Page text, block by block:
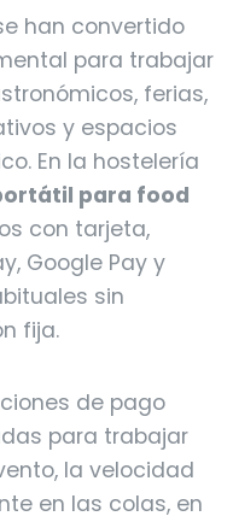
han convertido
para trabajar
ferias,
y espacios
En la hostelería
para food
con tarjeta,
Google Pay y
sin
fija.
de pago
para trabajar
la velocidad
en las colas, en